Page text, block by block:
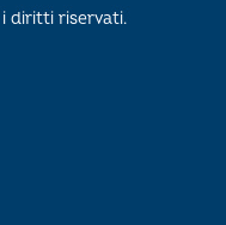
diritti riservati.